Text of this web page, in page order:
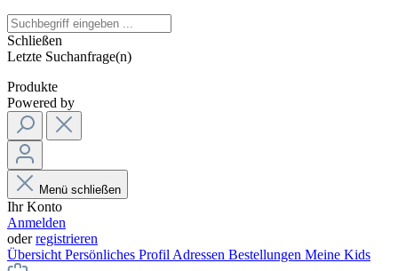
Schließen
Letzte Suchanfrage(n)
Produkte
Powered by
Menü schließen
Ihr Konto
Anmelden
oderregistrieren
Übersicht Persönliches Profil Adressen Bestellungen Meine Kids